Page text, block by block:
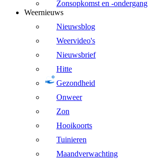
Zonsopkomst en -ondergang
Weernieuws
Nieuwsblog
Weervideo's
Nieuwsbrief
Hitte
Gezondheid
Onweer
Zon
Hooikoorts
Tuinieren
Maandverwachting